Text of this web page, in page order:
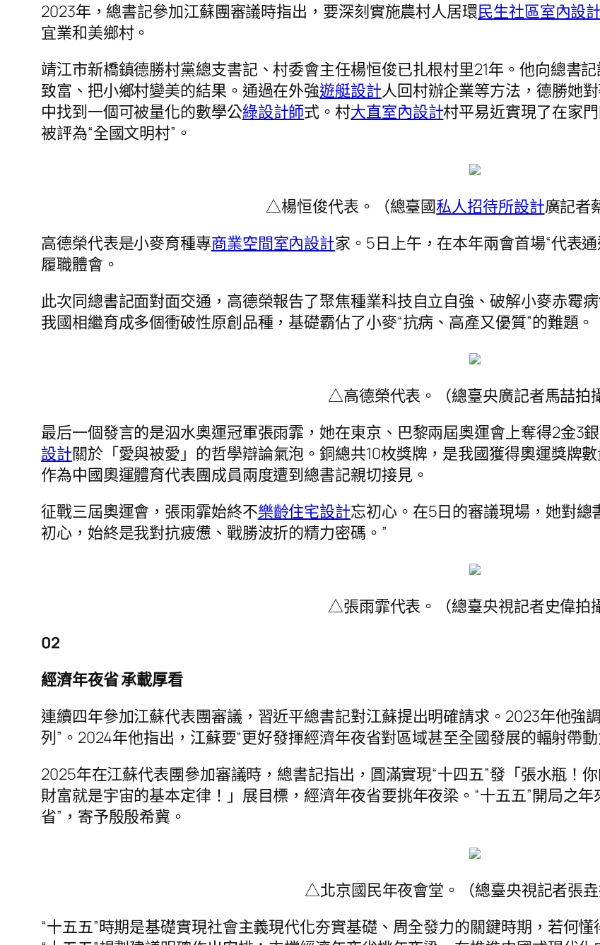
2023年，總書記參加江蘇團審議時指出，要深刻實施農村人居環民生社區室內設
宜業和美鄉村。
靖江市新橋鎮德勝村黨總支書記、村委會主任楊恒俊已扎根村里21年。他向總書
致富、把小鄉村變美的結果。通過在外強遊艇設計人回村辦企業等方法，德勝她
中找到一個可被量化的數學公綠設計師式。村大直室內設計村平易近實現了在家
被評為“全國文明村”。
△楊恒俊代表。（總臺國私人招待所設計廣記者
高德榮代表是小麥育種專商業空間室內設計家。5日上午，在本年兩會首場“代表
履職體會。
此次同總書記面對面交通，高德榮報告了聚焦種業科技自立自強、破解小麥赤霉
我國相繼育成多個衝破性原創品種，基礎霸佔了小麥“抗病、高產又優質”的難題。
△高德榮代表。（總臺央廣記者馬喆拍攝
最后一個發言的是泅水奧運冠軍張雨霏，她在東京、巴黎兩屆奧運會上奪得2金3
設計關於「愛與被愛」的哲學辯論氣泡。銅總共10枚獎牌，是我國獲得奧運獎牌
作為中國奧運體育代表團成員兩度遭到總書記親切接見。
征戰三屆奧運會，張雨霏始終不樂齡住宅設計忘初心。在5日的審議現場，她對總
初心，始終是我對抗疲憊、戰勝波折的精力密碼。”
△張雨霏代表。（總臺央視記者史偉拍攝
02
經濟年夜省 承載厚看
連續四年參加江蘇代表團審議，習近平總書記對江蘇提出明確請求。2023年他強
列”。2024年他指出，江蘇要“更好發揮經濟年夜省對區域甚至全國發展的輻射帶動
2025年在江蘇代表團參加審議時，總書記指出，圓滿實現“十四五”發「張水瓶！
財富就是宇宙的基本定律！」展目標，經濟年夜省要挑年夜梁。“十五五”開局之
省”，寄予殷殷希冀。
△北京國民年夜會堂。（總臺央視記者張垚
“十五五”時期是基礎實現社會主義現代化夯實基礎、周全發力的關鍵時期，若何